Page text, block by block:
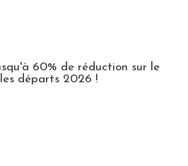
60% de réduction sur le
départs 2026 !